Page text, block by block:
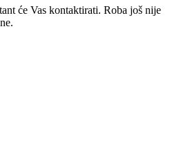
će Vas kontaktirati. Roba još nije